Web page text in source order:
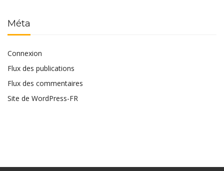
Méta
Connexion
Flux des publications
Flux des commentaires
Site de WordPress-FR